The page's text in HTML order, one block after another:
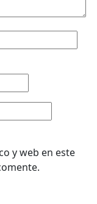
y web en este